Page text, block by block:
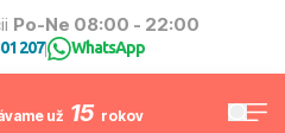
Po-Ne 08:00 - 22:00
207| WhatsApp
už 15 rokov